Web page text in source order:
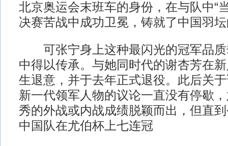
北京奥运会末班车的身份，在与队中“
决赛苦战中成功卫冕，铸就了中国羽
可张宁身上这种最闪光的冠军品质
中得以传承。与她同时代的谢杏芳在
生退意，并于去年正式退役。此后关
新一代领军人物的议论一直没有停歇
秀的外战或内战成绩脱颖而出，但直
中国队在尤伯杯上七连冠